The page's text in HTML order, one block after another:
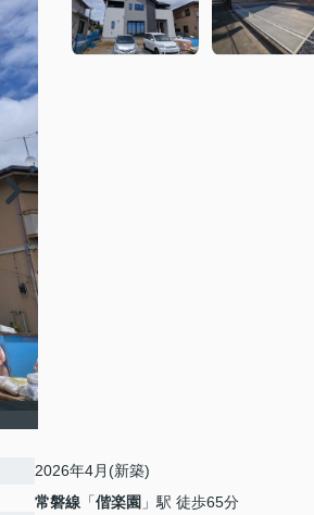
2026年4月(新築)
常磐線 「偕楽園 」駅 徒歩65分